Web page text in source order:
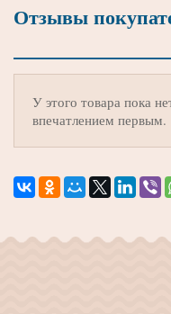
Отзывы
У этого товара пока
впечатлением первым.